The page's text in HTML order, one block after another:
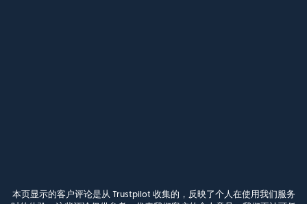
本页显示的客户评论是从 Trustpilot 收集的，反映了个人在使用我们服务